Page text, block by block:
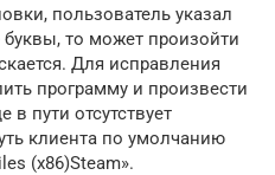
пользователь указал
то может произойти
Для исправления
программу и произвести
в пути отсутствует
клиента по умолчанию
(x86)Steam».